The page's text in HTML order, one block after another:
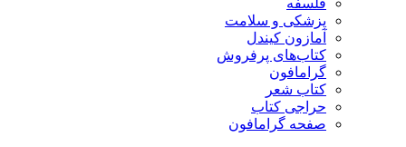
فلسفه
پزشکی و سلامت
آمازون کیندل
کتاب‌های پرفروش
گرامافون
کتاب شعر
حراجی کتاب
صفحه گرامافون